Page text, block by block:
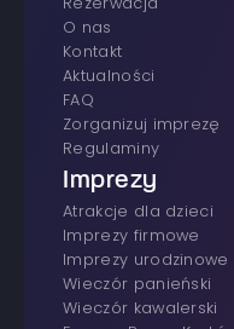
rezerwacja
O nas
Kontakt
Aktualności
FAQ
Zorganizuj imprezę
Regulaminy
Imprezy
atrakcje dla dzieci
imprezy firmowe
Imprezy urodzinowe
wieczór panieński
wieczór kawalerski